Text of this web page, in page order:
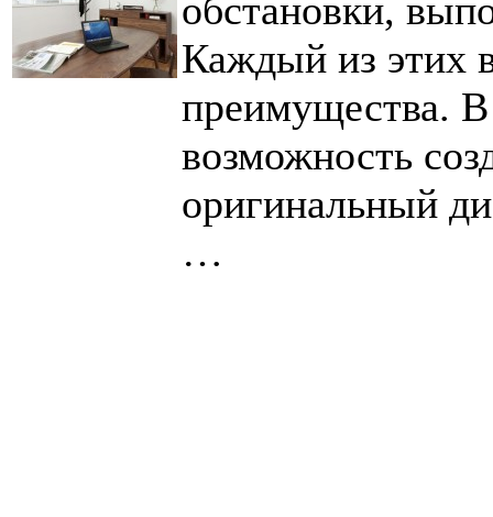
обстановки,
Каждый из этих
преимущества. В
возможность
оригинальный
…